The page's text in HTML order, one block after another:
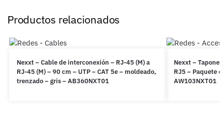
Productos relacionados
Nexxt – Cable de interconexión – RJ-45 (M) a
RJ-45 (M) – 90 cm – UTP – CAT 5e – moldeado,
trenzado – gris – AB360NXT01
Nexxt –
RJ5 – Paquete
AW103NXT01